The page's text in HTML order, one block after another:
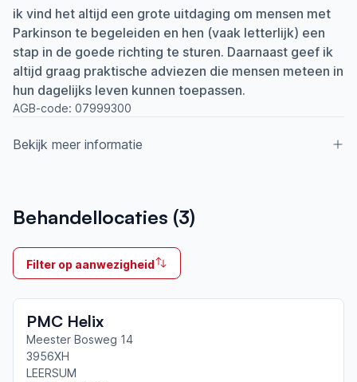
ik vind het altijd een grote uitdaging om mensen met
Parkinson te begeleiden en hen (vaak letterlijk) een
stap in de goede richting te sturen. Daarnaast geef ik
altijd graag praktische adviezen die mensen meteen in
hun dagelijks leven kunnen toepassen.
AGB-code: 07999300
Bekijk meer informatie
2012
Ik behandel
Op locatie & Thuis
netwerk
Eemland
Afgeronde ParkinsonNet-scholingen
Behandellocaties (3)
Filter op aanwezigheid
PMC Helix
Meester Bosweg 14
3956XH
LEERSUM